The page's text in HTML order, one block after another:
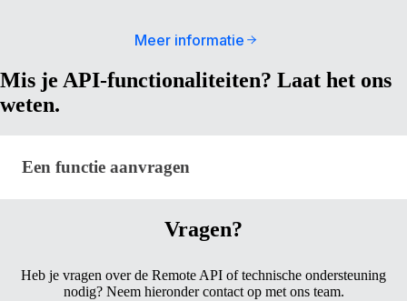
Meer informatie
Mis je API-functionaliteiten? Laat het ons
weten.
Een functie aanvragen · remote-api-developer-
Een functie aanvragen
Vragen?
Heb je vragen over de Remote API of technische ondersteuning
nodig? Neem hieronder contact op met ons team.